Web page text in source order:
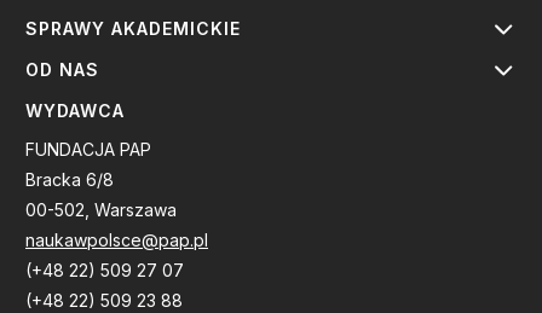
SPRAWY AKADEMICKIE
OD NAS
WYDAWCA
FUNDACJA PAP
Bracka 6/8
00-502, Warszawa
naukawpolsce@pap.pl
(+48 22) 509 27 07
(+48 22) 509 23 88